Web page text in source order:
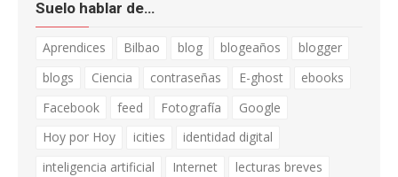
Suelo hablar de…
Aprendices Bilbao blog blogeaños
blogger
blogs
Ciencia contraseñas E-ghost
ebooks
Facebook
feed Fotografía
Google
Hoy por Hoy
icities
identidad digital
inteligencia artificial
Internet
lecturas breves